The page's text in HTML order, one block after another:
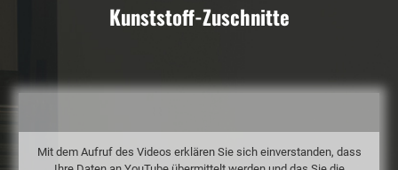
Kunststoff-Zuschnitte
Mit dem Aufruf des Videos erklären Sie sich einverstanden, dass